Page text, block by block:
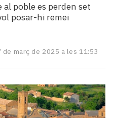
al poble es perden set
posar-hi remei
de març de 2025 a les 11:53